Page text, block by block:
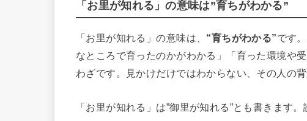
「お里が知れる」の意味は”育ちがわかる”
「お里が知れる」の意味は、 “育ちがわかる”です
なところで育ったのかがわかる」「育った環境や
わざです。見かけだけではわからない、その人の
「お里が知れる」は”御里が知れる”とも書きます